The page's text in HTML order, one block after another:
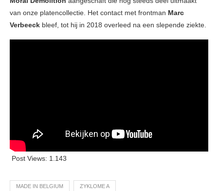
van onze platencollectie. Het contact met frontman Marc
Verbeeck bleef, tot hij in 2018 overleed na een slepende ziekte.
Post Views: 1.143
MADE IN BELGIUM ZYKLOME A